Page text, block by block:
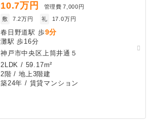
10.7万円 管理費 7,000円
敷
7.2万円 礼 17.0万円
春日野道駅 歩9分
灘駅 歩16分
神戸市中央区上筒井通５
2LDK / 59.17m²
2階 / 地上3階建
築24年 / 賃貸マンション